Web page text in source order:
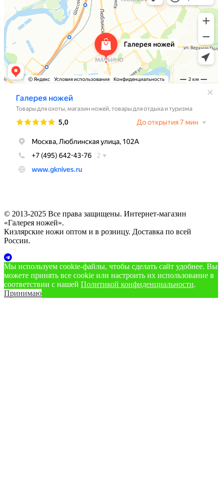
© 2013-2025 Все права защищены. Интернет-магазин
«Галерея ножей».
Кизлярские ножи оптом и в розницу. Доставка по всей
России.
Мы используем cookie‑файлы, чтобы сделать сайт удобнее. Вы
можете принять все cookie или настроить их использование в
соответствии с нашей Политикой конфиденциальности.
Принимаю